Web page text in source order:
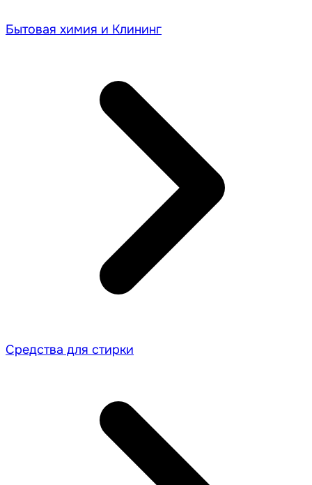
Бытовая химия и Клининг
Средства для стирки